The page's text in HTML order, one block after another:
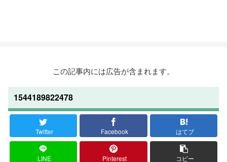
この記事内には広告が含まれます。
1544189822478
Twitter Facebook はてブ
LINE Pinterest コピー